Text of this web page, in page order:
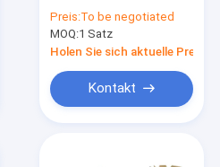
Druckdruckmaschine
2800 für Karton
Preis:To be negotiated
MOQ:1 Satz
Holen Sie sich aktuelle Preis
Kontakt